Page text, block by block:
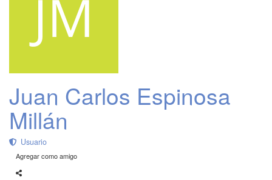
Juan Carlos Espinosa
Millán
Usuario
Agregar como amigo